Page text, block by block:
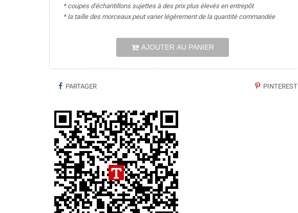
* coupes d'échantillons sujettes à des prix plus élevés en entrepôt
* la taille des morceaux peut varier légèrement de la quantité commandée
AJOUTER AU PANIER
PARTAGER PINTEREST